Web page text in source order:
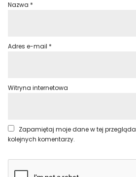
Nazwa *
Adres e-mail *
Witryna internetowa
Zapamiętaj moje dane w tej
kolejnych komentarzy.